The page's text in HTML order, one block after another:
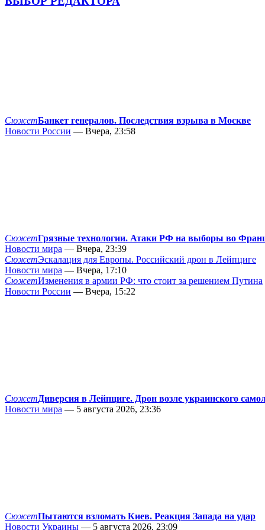
СюжетБанкет генералов. Последствия взрыва в Москве
Новости России — Вчера, 23:58
СюжетГрязные технологии. Атаки РФ на выборы во
Новости мира — Вчера, 23:39
СюжетЭскалация для Европы. Российский дрон в Лейпциге
Новости мира — Вчера, 17:10
СюжетИзменения в армии РФ: что стоит за решением Путина
Новости России — Вчера, 15:22
СюжетДиверсия в Лейпциге. Дрон возле украинского
Новости мира — 5 августа 2026, 23:36
СюжетПытаются взломать Киев. Реакция Запада на удар
Новости Украины — 5 августа 2026, 23:09